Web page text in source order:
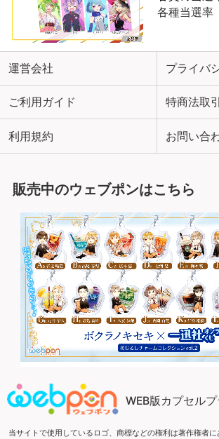
各種当選率
運営会社 プライバ
ご利用ガイド 特商法取
利用規約 お問い合
販売中のウェブポンはこちら
WEB版カプセル
当サイトで使用しているロゴ、商標などの権利は著作権者